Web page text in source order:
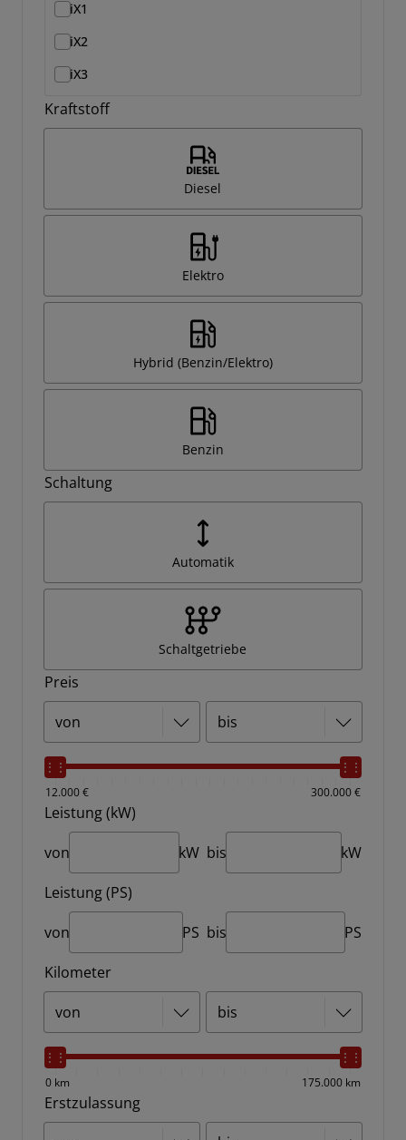
iX1
iX2
iX3
Kraftstoff
Diesel
Elektro
Hybrid (Benzin/Elektro)
Benzin
Schaltung
Automatik
Schaltgetriebe
Preis
12.000 € 300.000 €
Leistung (kW)
von
kW bis
kW
Leistung (PS)
von
PS bis
PS
Kilometer
0 km 175.000 km
Erstzulassung